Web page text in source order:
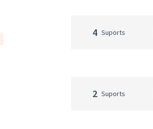
4 Suports
2 Suports